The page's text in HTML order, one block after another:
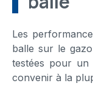
Les
balle sur le
testées pour
convenir à la